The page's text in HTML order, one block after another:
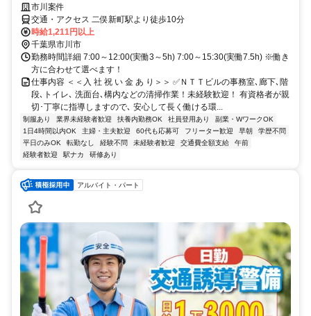
市川案件
交通・アクセス 二俣新町駅より徒歩10分
時給1,211円以上
千葉県市川市
勤務時間詳細 7:00～12:00(実働3～5h) 7:00～15:30(実働7.5h) ※働き
方に合わせて選べます！
仕事内容 ＜＜入 社 祝 い 金 あ り＞＞ ✅ＮＴＴビルの事務室､廊下､階
段､トイレ､ 洗面台､構内などの清掃作業！未経験歓迎！ 有資格者が親
切･丁寧に指導しますので､ 安心して長く働ける環...
制服あり 業界未経験者歓迎 扶養内勤務OK 社員登用あり
副業・WワークOK
1日4時間以内OK
主婦・主夫歓迎 60代も応募可 フリーター歓迎 早朝
学歴不問
平日のみOK
転勤なし 経験不問 未経験者歓迎 交通費全額支給
午前
経験者歓迎
駅ナカ 研修あり
アルバイト・パート